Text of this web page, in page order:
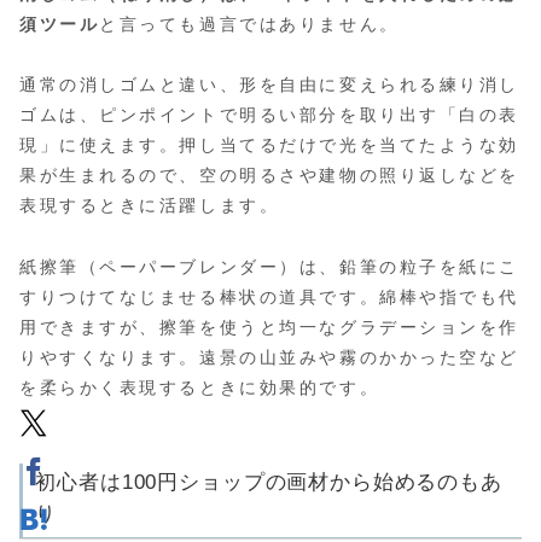
須ツールと言っても過言ではありません。
通常の消しゴムと違い、形を自由に変えられる練り消し
ゴムは、ピンポイントで明るい部分を取り出す「白の表
現」に使えます。押し当てるだけで光を当てたような効
果が生まれるので、空の明るさや建物の照り返しなどを
表現するときに活躍します。
紙擦筆（ペーパーブレンダー）は、鉛筆の粒子を紙にこ
すりつけてなじませる棒状の道具です。綿棒や指でも代
用できますが、擦筆を使うと均一なグラデーションを作
りやすくなります。遠景の山並みや霧のかかった空など
を柔らかく表現するときに効果的です。
初心者は100円ショップの画材から始めるのもあ
り